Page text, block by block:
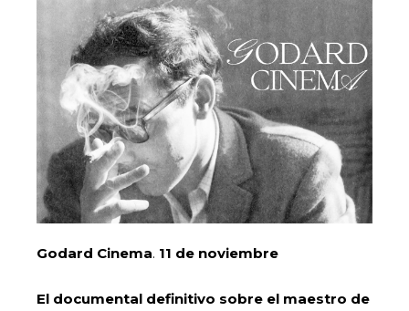
Godard Cinema. 11 de noviembre
El documental definitivo sobre el maestro de